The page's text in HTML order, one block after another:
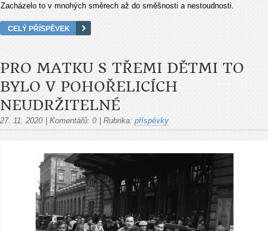
Zacházelo to v mnohých směrech až do směšnosti a nestoudnosti.
CELÝ PŘÍSPĚVEK
PRO MATKU S TŘEMI DĚTMI TO
BYLO V POHOŘELICÍCH
NEUDRŽITELNÉ
27. 11. 2020 Komentářů: 0 Rubrika: příspěvky